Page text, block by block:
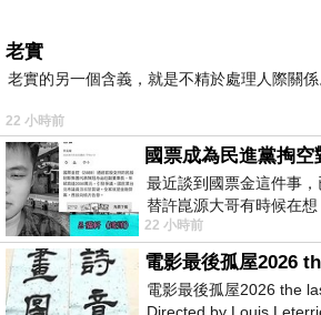
老實
老實的另一個含義，就是不精於處理人際關係
22 小時前
最近談到國票金這件事
替許崑源大哥有時候在想
其實就是想要國庫通黨庫
22 小時前
電影最後孤屋2026 the